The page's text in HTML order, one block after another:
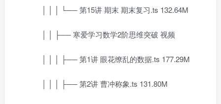
│ │ │ └── 第15讲 期末 期末复习.ts 132.64M
│ │ ├── 寒爱学习数学2阶思维突破 视频
│ │ │ ├── 第1讲 眼花缭乱的数据.ts 177.29M
│ │ │ ├── 第2讲 曹冲称象.ts 131.80M